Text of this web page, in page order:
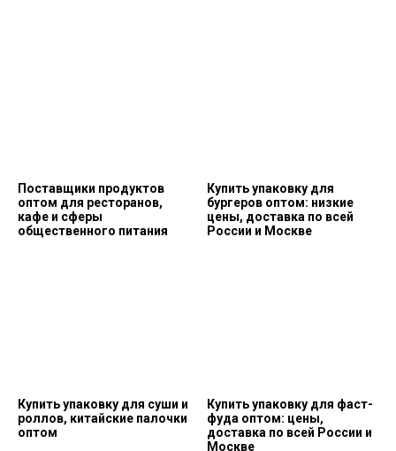
Поставщики продуктов
оптом для ресторанов,
кафе и сферы
общественного питания
Купить упаковку для
бургеров оптом: низкие
цены, доставка по всей
России и Москве
Купить упаковку для суши и
роллов, китайские палочки
оптом
Купить упаковку для фаст-
фуда оптом: цены,
доставка по всей России и
Москве